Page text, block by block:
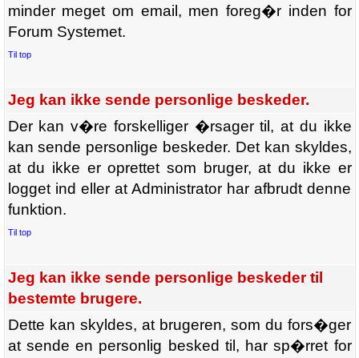
minder meget om email, men foreg�r inden for
Forum Systemet.
Til top
Jeg kan ikke sende personlige beskeder.
Der kan v�re forskelliger �rsager til, at du ikke
kan sende personlige beskeder. Det kan skyldes,
at du ikke er oprettet som bruger, at du ikke er
logget ind eller at Administrator har afbrudt denne
funktion.
Til top
Jeg kan ikke sende personlige beskeder til
bestemte brugere.
Dette kan skyldes, at brugeren, som du fors�ger
at sende en personlig besked til, har sp�rret for